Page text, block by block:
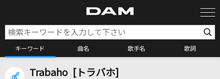
キーワード 曲名 歌手名 歌詞
カラオケ検索
Trabaho [トラバホ]